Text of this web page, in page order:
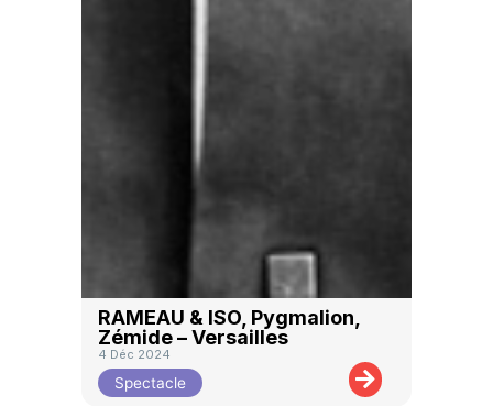
RAMEAU & ISO, Pygmalion,
Zémide – Versailles
4 Déc 2024
Spectacle